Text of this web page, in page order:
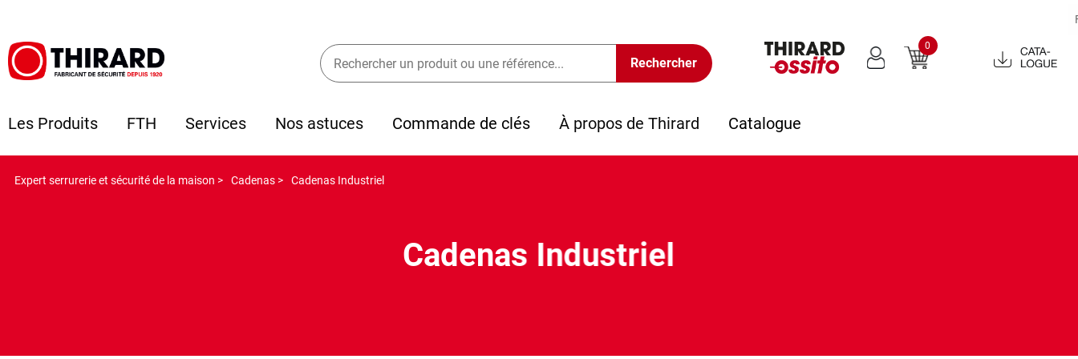
0
Catalogue
2022
Les Produits FTH Services Nos astuces Commande de clés À propos de Thirard Catalogue
Expert serrurerie et sécurité de la maison > Cadenas > Cadenas Industriel
Cadenas Industriel